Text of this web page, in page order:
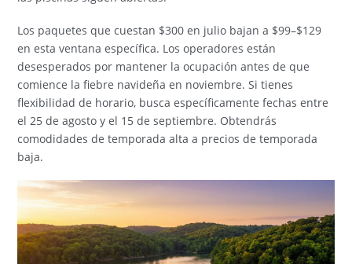
Los paquetes que cuestan $300 en julio bajan a $99–$129
en esta ventana específica. Los operadores están
desesperados por mantener la ocupación antes de que
comience la fiebre navideña en noviembre. Si tienes
flexibilidad de horario, busca específicamente fechas entre
el 25 de agosto y el 15 de septiembre. Obtendrás
comodidades de temporada alta a precios de temporada
baja.